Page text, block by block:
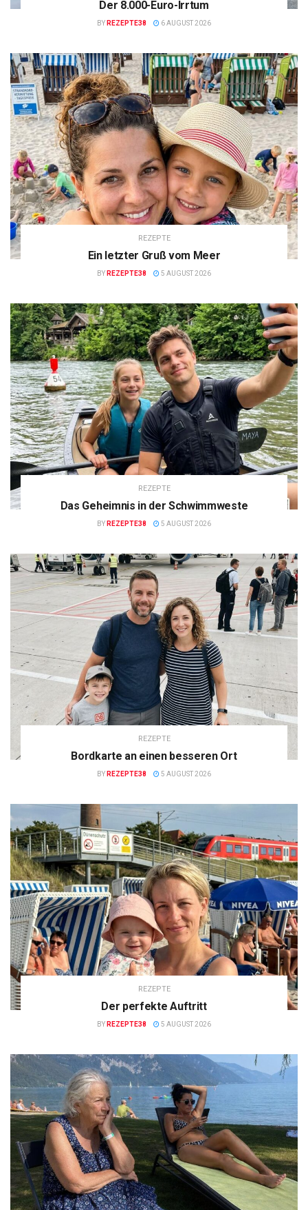
Der 8.000-Euro-Irrtum
BY REZEPTE38 6 AUGUST 2026
REZEPTE
Ein letzter Gruß vom Meer
BY REZEPTE38 5 AUGUST 2026
REZEPTE
Das Geheimnis in der Schwimmweste
BY REZEPTE38 5 AUGUST 2026
REZEPTE
Bordkarte an einen besseren Ort
BY REZEPTE38 5 AUGUST 2026
REZEPTE
Der perfekte Auftritt
BY REZEPTE38 5 AUGUST 2026